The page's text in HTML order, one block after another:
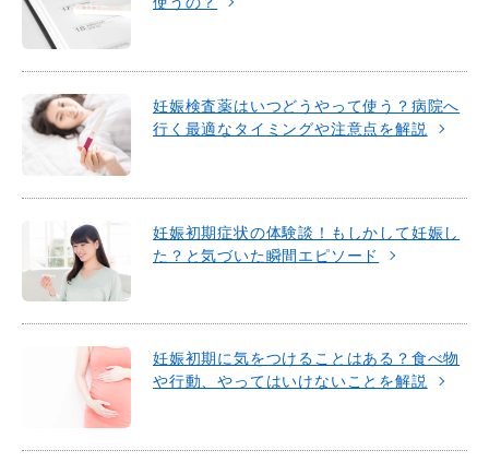
妊娠検査薬はいつどうやって使う？病院へ
行く最適なタイミングや注意点を解説
妊娠初期症状の体験談！もしかして妊娠し
た？と気づいた瞬間エピソード
妊娠初期に気をつけることはある？食べ物
や行動、やってはいけないことを解説